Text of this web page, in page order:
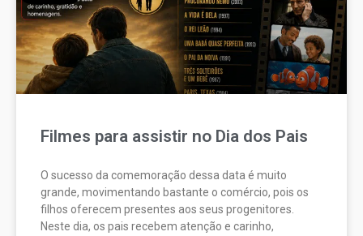
Filmes para assistir no Dia dos Pais
O sucesso da comemoração dessa data é muito
grande, movimentando bastante o comércio, pois os
filhos oferecem presentes aos seus progenitores.
Neste dia, os pais recebem atenção e carinho,